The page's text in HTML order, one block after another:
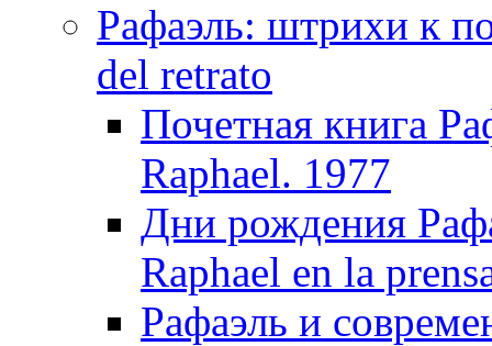
Рафаэль: штрихи к
del retrato
Почетная книга
Raphael. 1977
Дни рождения
Raphael en la
Рафаэль и